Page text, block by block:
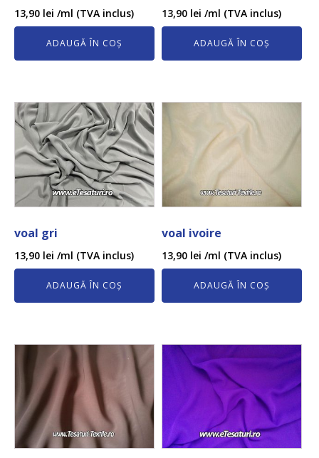
13,90 lei /ml (TVA inclus)
ADAUGĂ ÎN COȘ
13,90 lei /ml (TVA inclus)
ADAUGĂ ÎN COȘ
voal gri
13,90 lei /ml (TVA inclus)
ADAUGĂ ÎN COȘ
voal ivoire
13,90 lei /ml (TVA inclus)
ADAUGĂ ÎN COȘ